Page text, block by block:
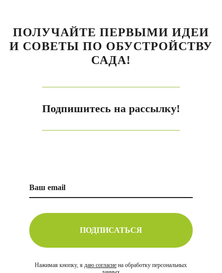
ПОЛУЧАЙТЕ ПЕРВЫМИ ИДЕИ
И СОВЕТЫ ПО ОБУСТРОЙСТВУ
САДА!
Подпишитесь на рассылку!
ПОДПИСАТЬСЯ
Нажимая кнопку, ядаю согласие на обработку персональных